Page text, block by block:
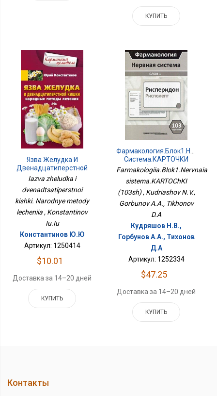
КУПИТЬ
Язва Желудка И
Двенадцатиперстной
Кишки. Народные
Iazva zheludka i
dvenadtsatiperstnoi
kishki. Narodnye metody
lecheniia , Konstantinov
Iu.Iu
Константинов Ю.Ю
Артикул: 1250414
$10.01
Доставка за 14–20 дней
КУПИТЬ
Фармакология.Блок1.Нервная
Система.КАРТОЧКИ
(103ш)
Farmakologiia.Blok1.Nervnaia
sistema.KARTOChKI
(103sh) , Kudriashov N.V.,
Gorbunov A.A., Tikhonov
D.A
Кудряшов Н.В.,
Горбунов А.А., Тихонов
Д.А
Артикул: 1252334
$47.25
Доставка за 14–20 дней
КУПИТЬ
Контакты